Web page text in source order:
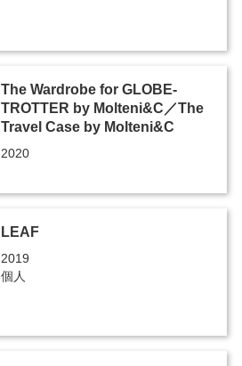
The Wardrobe for GLOBE-
TROTTER by Molteni&C／The
Travel Case by Molteni&C
2020
LEAF
2019
個人